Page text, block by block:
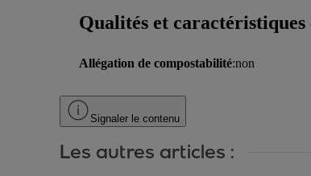
Qualités et
Allégation de compostabilité:non
Signaler le contenu
Les autres articles :